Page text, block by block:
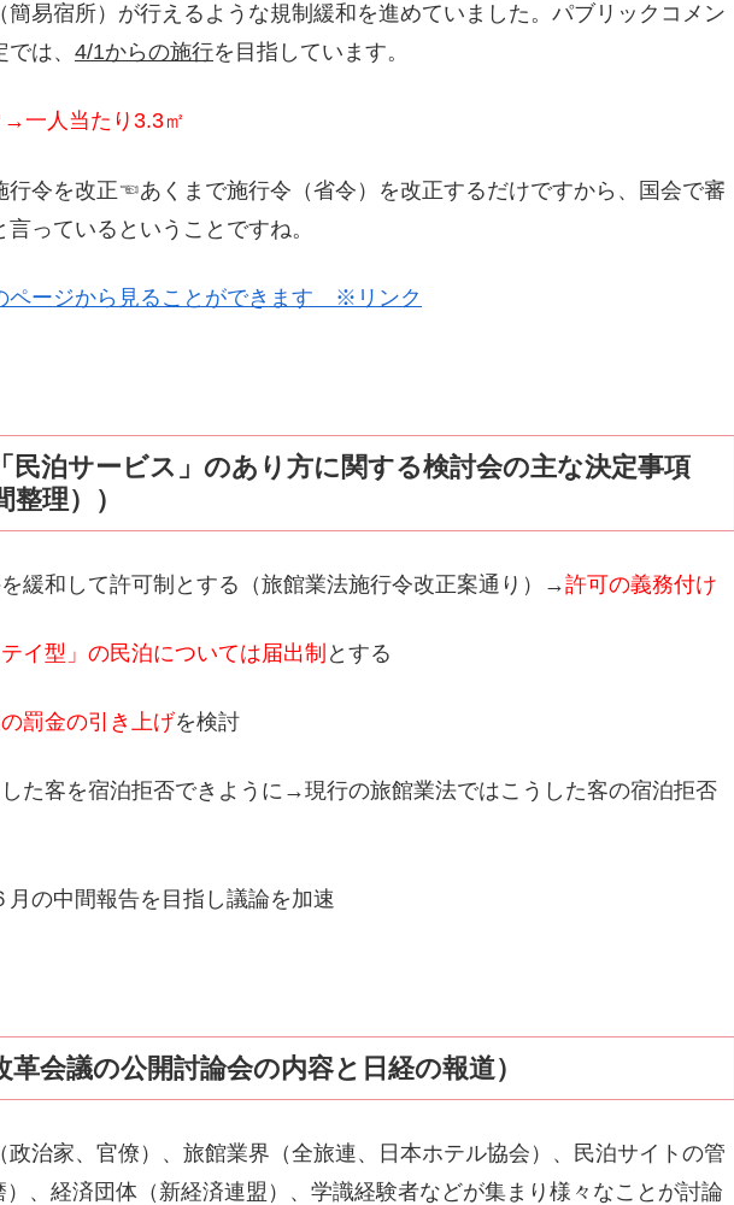
易宿所）が行えるような規制緩和を進めていました。パブリックコメン
は、 4/1からの施行を目指しています。
一人当たり3.3㎡
行令を改正☜あくまで施行令（省令）を改正するだけですから、国会で審
っているということですね。
ページから見ることができます ※リンク
泊サービス」のあり方に関する検討会の主な決定事項
整理））
緩和して許可制とする（旅館業法施行令改正案通り）→許可の義務付け
テイ型」の民泊については届出制 とする
罰金の引き上げを検討
た客を宿泊拒否できように→現行の旅館業法ではこうした客の宿泊拒否
の中間報告を目指し議論を加速
革会議の公開討論会の内容と日経の報道）
治家、官僚）、旅館業界（全旅連、日本ホテル協会）、民泊サイトの管
、経済団体（新経済連盟）、学識経験者などが集まり様々なことが討論